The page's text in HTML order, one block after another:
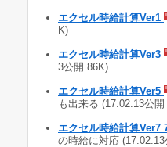
エクセル時給計算Ver1
K)
エクセル時給計算Ver3
3公開 86K)
エクセル時給計算Ver5
も出来る (17.02.13公
エクセル時給計算Ver7
の時給に対応